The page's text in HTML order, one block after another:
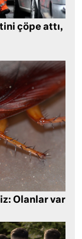
çöpe attı,
Olanlar var